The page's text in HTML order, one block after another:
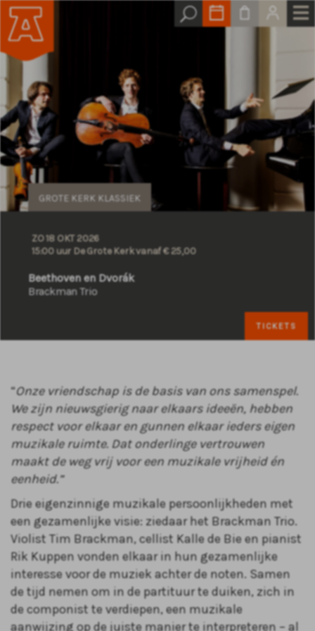
Beethoven en Dvorák
Brackman Trio
GROTE KERK KLASSIEK
ZO 18 OKT 2026
15:00 uur De Grote Kerkvanaf € 25,00
TICKETS
“Onze vriendschap is de basis van ons samenspel.
We zijn nieuwsgierig naar elkaars ideeën, hebben
respect voor elkaar en gunnen elkaar ieders eigen
muzikale ruimte. Dat onderlinge vertrouwen
maakt de weg vrij voor een muzikale vrijheid én
eenheid.”
Drie eigenzinnige muzikale persoonlijkheden met
een gezamenlijke visie: ziedaar het Brackman Trio.
Violist Tim Brackman, cellist Kalle de Bie en pianist
Rik Kuppen vonden elkaar in hun gezamenlijke
interesse voor de muziek achter de noten. Samen
de tijd nemen om in de partituur te duiken, zich in
de componist te verdiepen, een muzikale
aanwijzing op de juiste manier te interpreteren – al